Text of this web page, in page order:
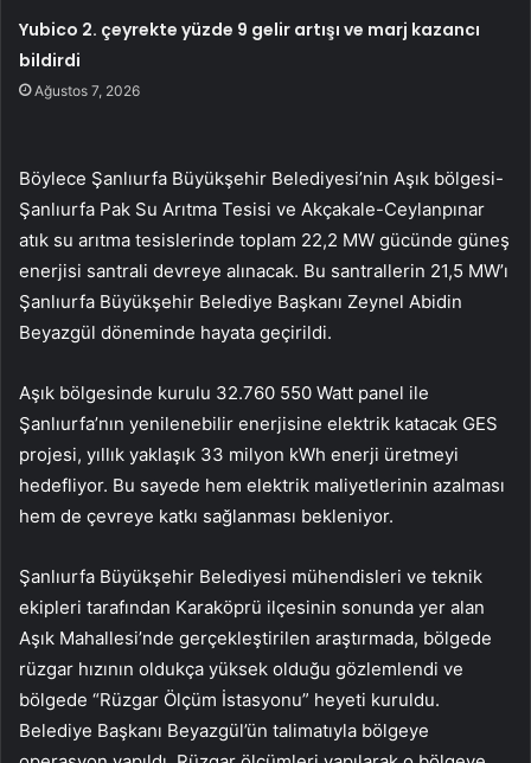
Yubico 2. çeyrekte yüzde 9 gelir artışı ve marj kazancı
bildirdi
Ağustos 7, 2026
Böylece Şanlıurfa Büyükşehir Belediyesi’nin Aşık bölgesi-
Şanlıurfa Pak Su Arıtma Tesisi ve Akçakale-Ceylanpınar
atık su arıtma tesislerinde toplam 22,2 MW gücünde güneş
enerjisi santrali devreye alınacak. Bu santrallerin 21,5 MW’ı
Şanlıurfa Büyükşehir Belediye Başkanı Zeynel Abidin
Beyazgül döneminde hayata geçirildi.
Aşık bölgesinde kurulu 32.760 550 Watt panel ile
Şanlıurfa’nın yenilenebilir enerjisine elektrik katacak GES
projesi, yıllık yaklaşık 33 milyon kWh enerji üretmeyi
hedefliyor. Bu sayede hem elektrik maliyetlerinin azalması
hem de çevreye katkı sağlanması bekleniyor.
Şanlıurfa Büyükşehir Belediyesi mühendisleri ve teknik
ekipleri tarafından Karaköprü ilçesinin sonunda yer alan
Aşık Mahallesi’nde gerçekleştirilen araştırmada, bölgede
rüzgar hızının oldukça yüksek olduğu gözlemlendi ve
bölgede “Rüzgar Ölçüm İstasyonu” heyeti kuruldu.
Belediye Başkanı Beyazgül’ün talimatıyla bölgeye